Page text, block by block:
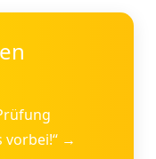
vorbei!“ →